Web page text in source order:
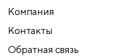
Компания
Контакты
Обратная связь